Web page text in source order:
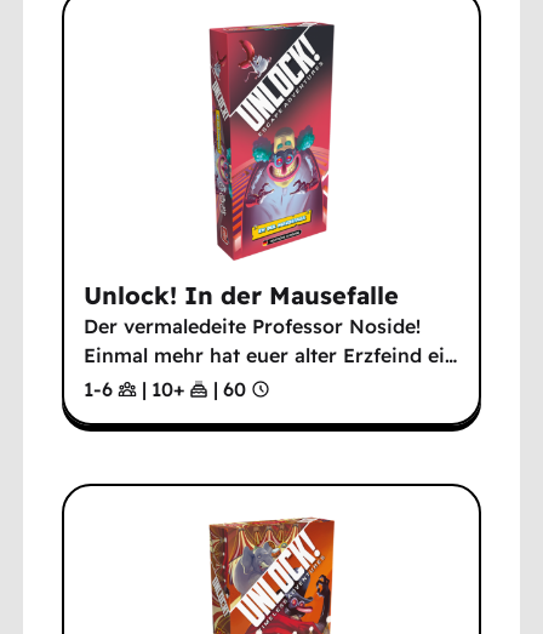
Unlock! In der Mausefalle
Der vermaledeite Professor Noside!
Einmal mehr hat euer alter Erzfeind ei…
1-6
| 10+ | 60